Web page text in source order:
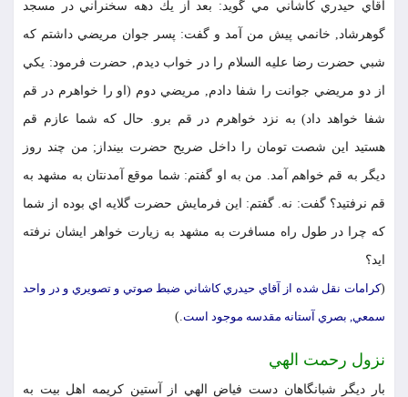
آقاي حيدري كاشاني مي گويد: بعد از يك دهه سخنراني در مسجد
گوهرشاد, خانمي پيش من آمد و گفت: پسر جوان مريضي داشتم كه
شبي حضرت رضا عليه السلام را در خواب ديدم, حضرت فرمود: يكي
از دو مريضي جوانت را شفا دادم, مريضي دوم (او را خواهرم در قم
شفا خواهد داد) به نزد خواهرم در قم برو. حال كه شما عازم قم
هستيد اين شصت تومان را داخل ضريح حضرت بينداز; من چند روز
ديگر به قم خواهم آمد. من به او گفتم: شما موقع آمدنتان به مشهد به
قم نرفتيد؟ گفت: نه. گفتم: اين فرمايش حضرت گلايه اي بوده از شما
كه چرا در طول راه مسافرت به مشهد به زيارت خواهر ايشان نرفته
ايد؟
(كرامات نقل شده از آقاي حيدري كاشاني ضبط صوتي و تصويري و در واحد
سمعي, بصري آستانه مقدسه موجود است.)
نزول رحمت الهي
بار ديگر شبانگاهان دست فياض الهي از آستين كريمه اهل بيت به